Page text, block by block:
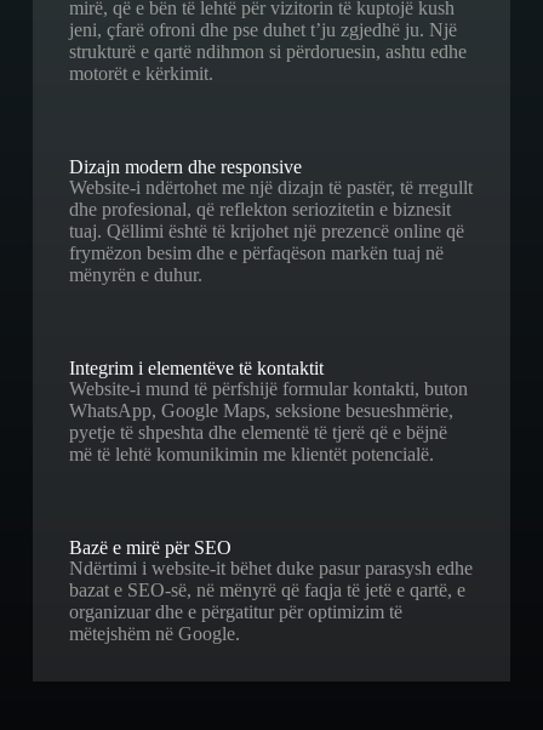
mirë, që e bën të lehtë për vizitorin të kuptojë kush
jeni, çfarë ofroni dhe pse duhet t’ju zgjedhë ju. Një
strukturë e qartë ndihmon si përdoruesin, ashtu edhe
motorët e kërkimit.
Dizajn modern dhe responsive
Website-i ndërtohet me një dizajn të pastër, të rregullt
dhe profesional, që reflekton seriozitetin e biznesit
tuaj. Qëllimi është të krijohet një prezencë online që
frymëzon besim dhe e përfaqëson markën tuaj në
mënyrën e duhur.
Integrim i elementëve të kontaktit
Website-i mund të përfshijë formular kontakti, buton
WhatsApp, Google Maps, seksione besueshmërie,
pyetje të shpeshta dhe elementë të tjerë që e bëjnë
më të lehtë komunikimin me klientët potencialë.
Bazë e mirë për SEO
Ndërtimi i website-it bëhet duke pasur parasysh edhe
bazat e SEO-së, në mënyrë që faqja të jetë e qartë, e
organizuar dhe e përgatitur për optimizim të
mëtejshëm në Google.